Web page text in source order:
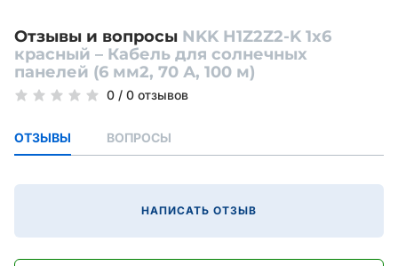
Отзывы и вопросы NKK H1Z2Z2-K 1x6
красный – Кабель для солнечных
панелей (6 мм2, 70 А, 100 м)
0 / 0 отзывов
ОТЗЫВЫ ВОПРОСЫ
НАПИСАТЬ ОТЗЫВ